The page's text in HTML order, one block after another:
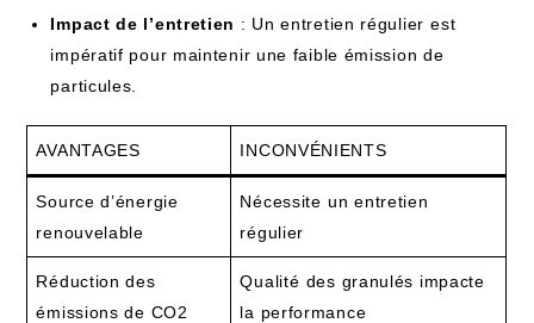
Impact de l’entretien : ‍Un entretien ‍régulier⁢ est
impératif pour maintenir‍ une faible émission de
particules.
AVANTAGES INCONVÉNIENTS
Source‍ d’énergie
renouvelable
Nécessite ⁢un entretien
régulier
Réduction des
émissions de CO2
Qualité⁢ des granulés ‍impacte⁣
la performance